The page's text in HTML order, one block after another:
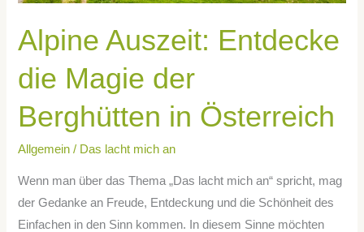
Alpine Auszeit: Entdecke
die Magie der
Berghütten in Österreich
Allgemein / Das lacht mich an
Wenn man über das Thema „Das lacht mich an“ spricht, mag
der Gedanke an Freude, Entdeckung und die Schönheit des
Einfachen in den Sinn kommen. In diesem Sinne möchten
in
Österreich